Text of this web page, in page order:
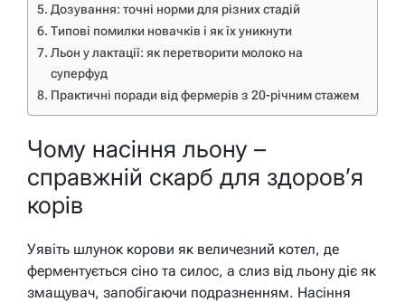
Дозування: точні норми для різних стадій
Типові помилки новачків і як їх уникнути
Льон у лактації: як перетворити молоко на
суперфуд
Практичні поради від фермерів з 20-річним стажем
Чому насіння льону –
справжній скарб для здоров’я
корів
Уявіть шлунок корови як величезний котел, де
ферментується сіно та силос, а слиз від льону діє як
змащувач, запобігаючи подразненням. Насіння